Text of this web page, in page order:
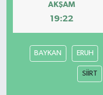
AKŞAM
19:22
BAYKAN ERUH
SİİRT